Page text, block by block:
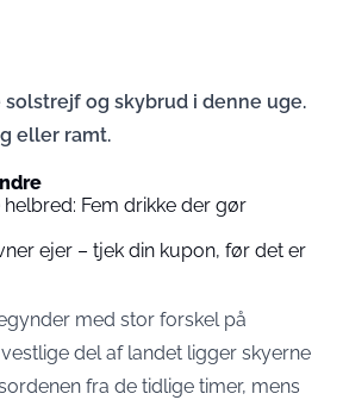
solstrejf og skybrud i denne uge.
eller ramt.
Fem drikke der gør
ejer – tjek din kupon, før det er
med stor forskel på
del af landet ligger skyerne
fra de tidlige timer, mens